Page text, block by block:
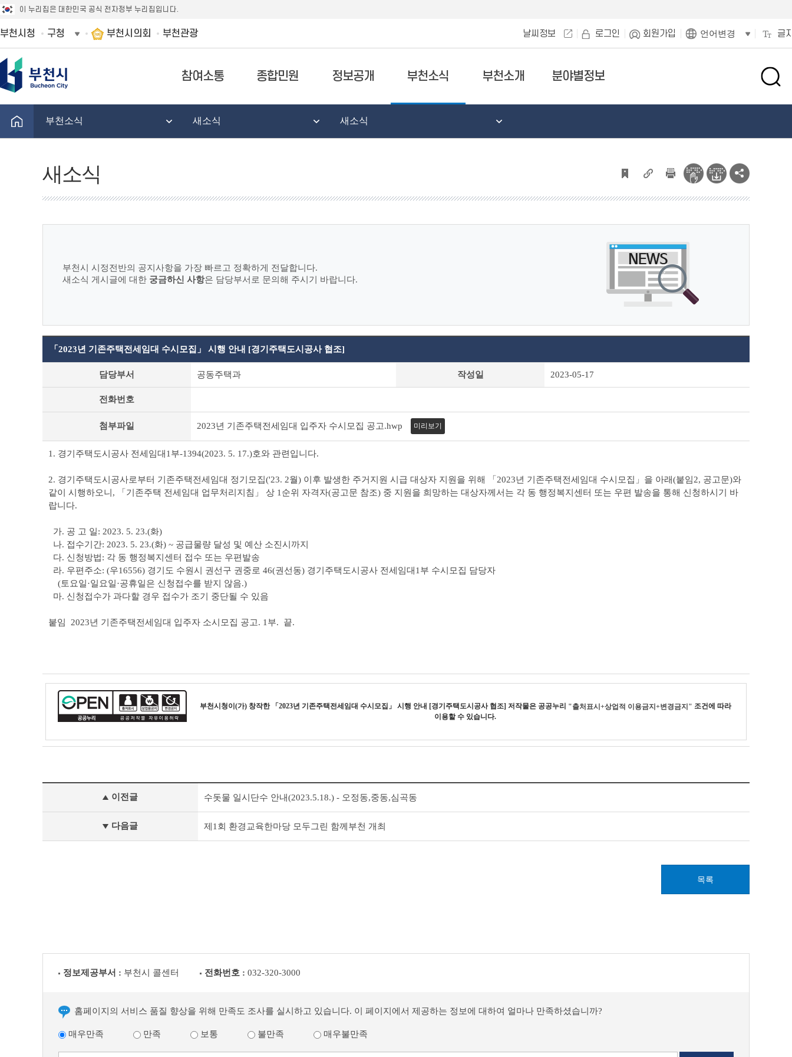
이 누리집은 대한민국 공식 전자정부 누리집입니다.
부천시청 구청 부천시의회 부천관광 날씨정보 로그인 회원가입 언어변경 글
참여소통 종합민원 정보공개 부천소식 부천소개 분야별정보
검
창
부천소식 새소식 새소식
새소식
부천시 시정전반의 공지사항을 가장 빠르고 정확하게 전달합니다.
새소식 게시글에 대한 궁금하신 사항은 담당부서로 문의해 주시기 바랍니다.
세
이
「2023년 기존주택전세임대 수시모집」 시행 안내 [경기주택도시공사 협조]
담당부서 공동주택과 작성일 2023-05-17
전화번호
첨부파일 2023년 기존주택전세임대 입주자 수시모집 공고.hwp 미리보기
1. 경기주택도시공사 전세임대1부-1394(2023. 5. 17.)호와 관련입니다.
2. 경기주택도시공사로부터 기존주택전세임대 정기모집('23. 2월) 이후 발생한 주거지원 시급 대상자 지원을 위해 「2023년 기존주택전세임대 수시모집」을 아래(붙임2, 공고문)와
같이 시행하오니, 「기존주택 전세임대 업무처리지침」 상 1순위 자격자(공고문 참조) 중 지원을 희망하는 대상자께서는 각 동 행정복지센터 또는 우편 발송을 통해 신청하시기 바
랍니다.
가. 공 고 일: 2023. 5. 23.(화)
나. 접수기간: 2023. 5. 23.(화) ~ 공급물량 달성 및 예산 소진시까지
다. 신청방법: 각 동 행정복지센터 접수 또는 우편발송
라. 우편주소: (우16556) 경기도 수원시 권선구 권중로 46(권선동) 경기주택도시공사 전세임대1부 수시모집 담당자
(토요일·일요일·공휴일은 신청접수를 받지 않음.)
마. 신청접수가 과다할 경우 접수가 조기 중단될 수 있음
붙임 2023년 기존주택전세임대 입주자 소시모집 공고. 1부. 끝.
부천시청이(가) 창작한 「2023년 기존주택전세임대 수시모집」 시행 안내 [경기주택도시공사 협조] 저작물은 공공누리 "출처표시+상업적 이용금지+변경금지" 조건에 따라
이용할 수 있습니다.
식
글
이전글 수돗물 일시단수 안내(2023.5.18.) - 오정동,중동,심곡동
다음글 제1회 환경교육한마당 모두그린 함께부천 개최
목록
정보제공부서 : 부천시 콜센터 전화번호 : 032-320-3000
홈페이지의 서비스 품질 향상을 위해 만족도 조사를 실시하고 있습니다. 이 페이지에서 제공하는 정보에 대하여 얼마나 만족하셨습니까?
매우만족 만족 보통 불만족 매우불만족